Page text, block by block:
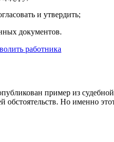
и утвердить;
документов.
работника
пример из
Но именно